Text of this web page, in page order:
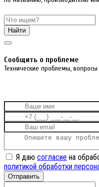
Найти
Cообщить о проблеме
Технические проблемы,
Я даю согласие на
политикой обработки
Отправить